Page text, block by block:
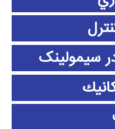
سیمولینک